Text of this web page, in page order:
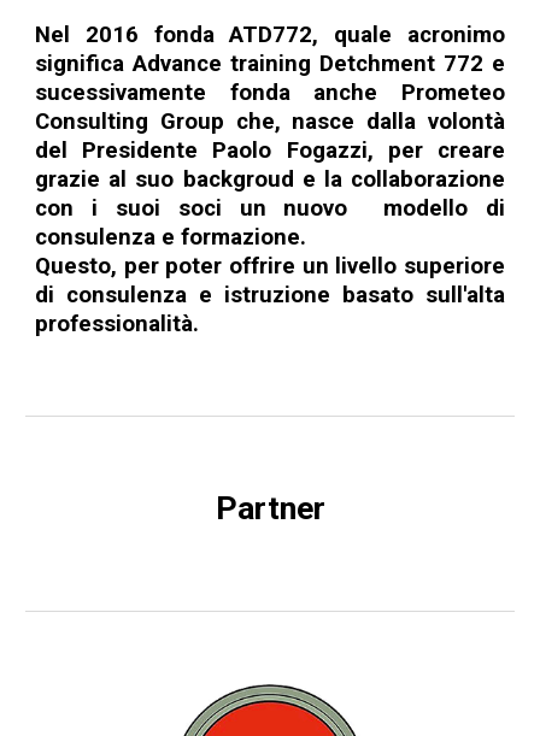
Nel 2016 fonda ATD772, quale acronimo
significa Advance training Detchment 772 e
sucessivamente fonda anche Prometeo
Consulting Group che, nasce dalla volontà
del Presidente Paolo Fogazzi, per creare
grazie al suo backgroud e la collaborazione
con i suoi soci un nuovo modello di
consulenza e formazione.
Questo, per poter offrire un livello superiore
di consulenza e istruzione basato sull'alta
professionalità.
Partner